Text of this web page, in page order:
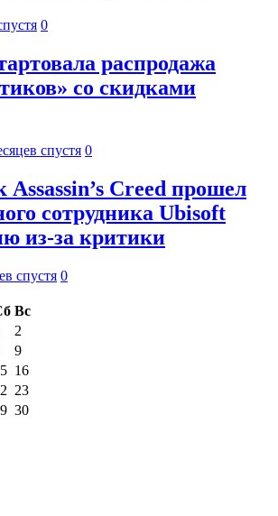
0
распродажа
со скидками
спустя 0
Assassin’s Creed прошел
сотрудника Ubisoft
из-за критики
спустя 0
Вс
2
9
16
23
30